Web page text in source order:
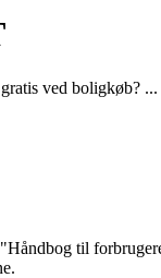
ved boligkøb? ...
til